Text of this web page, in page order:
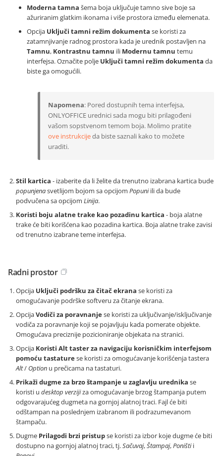
Moderna tamna šema boja uključuje tamno sive boje sa
ažuriranim glatkim ikonama i više prostora između elemenata.
Opcija Uključi tamni režim dokumenta se koristi za
zatamnjivanje radnog prostora kada je urednik postavljen na
Tamnu, Kontrastnu tamnu ili Modernu tamnu temu
interfejsa. Označite polje Uključi tamni režim dokumenta da
biste ga omogućili.
Napomena: Pored dostupnih tema interfejsa,
ONLYOFFICE urednici sada mogu biti prilagođeni
vašom sopstvenom temom boja. Molimo pratite
ove instrukcijeda biste saznali kako to možete
uraditi.
Stil kartica - izaberite da li želite da trenutno izabrana kartica bude
popunjenasvetlijom bojom sa opcijom Popuniili da bude
podvučena sa opcijom Linija.
Koristi boju alatne trake kao pozadinu kartica - boja alatne
trake će biti korišćena kao pozadina kartica. Boja alatne trake zavisi
od trenutno izabrane teme interfejsa.
Radni prostor
Opcija Uključi podršku za čitač ekrana se koristi za
omogućavanje podrške softveru za čitanje ekrana.
OpcijaVodiči za poravnanjese koristi za uključivanje/isključivanje
vodiča za poravnanje koji se pojavljuju kada pomerate objekte.
Omogućava preciznije pozicioniranje objekata na stranici.
Opcija Koristi Alt taster za navigaciju korisničkim interfejsom
pomoću tastaturese koristi za omogućavanje korišćenja tastera
Alt/ Option u prečicama na tastaturi.
Prikaži dugme za brzo štampanje u zaglavlju urednika se
koristi u desktop verzijiza omogućavanje brzog štampanja putem
odgovarajućeg dugmeta na gornjoj alatnoj traci. Fajl će biti
odštampan na poslednjem izabranom ili podrazumevanom
štampaču.
Dugme Prilagodi brzi pristupse koristi za izbor koje dugme će biti
dostupno na gornjoj alatnoj traci, tj.Sačuvaj,Štampaj,Poništii